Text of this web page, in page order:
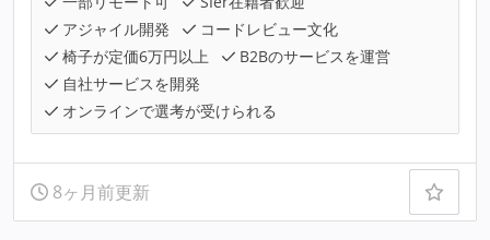
アジャイル開発
コードレビュー文化
椅子が定価6万円以上
B2Bのサービスを運営
自社サービスを開発
オンラインで選考が受けられる
8ヶ月前更新